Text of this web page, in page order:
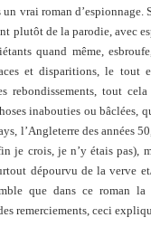
un vrai roman
plutôt de la parodie, avec
quand même,
et disparitions, le tout
rebondissements, tout
inabouties ou bâclées,
l’Angleterre des
je crois, je n’y étais pas),
dépourvu de la verve
que dans ce roman
remerciements, ceci